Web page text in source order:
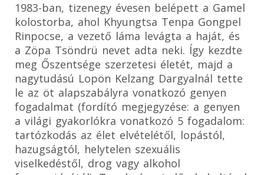
1983-ban, tizenegy évesen belépett a Gamel
kolostorba, ahol Khyungtsa Tenpa Gongpel
Rinpocse, a vezető láma levágta a haját, és
a Zöpa Tsöndrü nevet adta neki. Így kezdte
meg Őszentsége szerzetesi életét, majd a
nagytudású Lopön Kelzang Dargyalnál tette
le az öt alapszabályra vonatkozó genyen
fogadalmat (fordító megjegyzése: a genyen
a világi gyakorlókra vonatkozó 5 fogadalom:
tartózkodás az élet elvételétől, lopástól,
hazugságtól, helytelen szexuális
viselkedéstől, drog vagy alkohol